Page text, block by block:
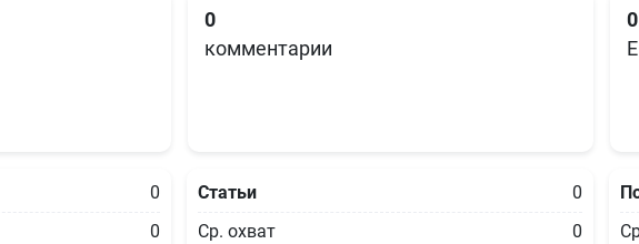
0
комментарии
0
0
0
Статьи
0
Ср. охват
0